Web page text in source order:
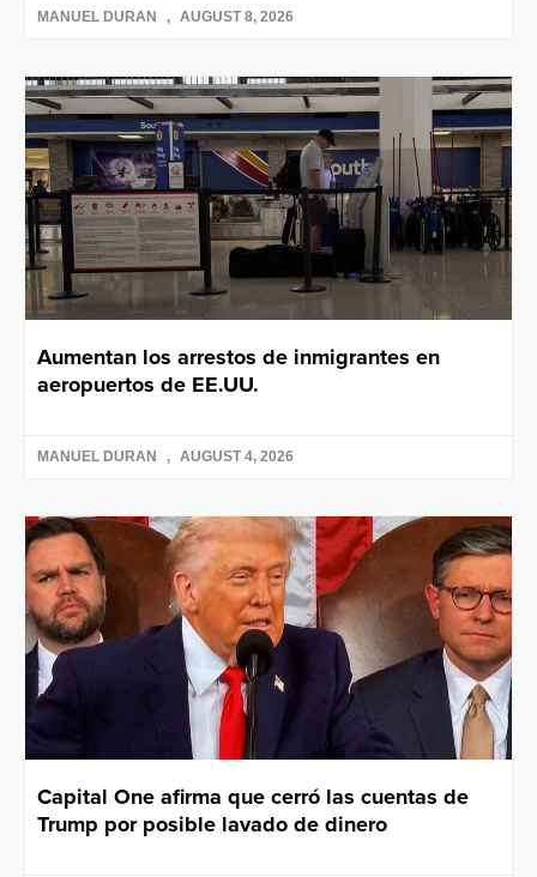
MANUEL DURAN AUGUST 8, 2026
Aumentan los arrestos de inmigrantes en
aeropuertos de EE.UU.
MANUEL DURAN AUGUST 4, 2026
Capital One afirma que cerró las cuentas de
Trump por posible lavado de dinero